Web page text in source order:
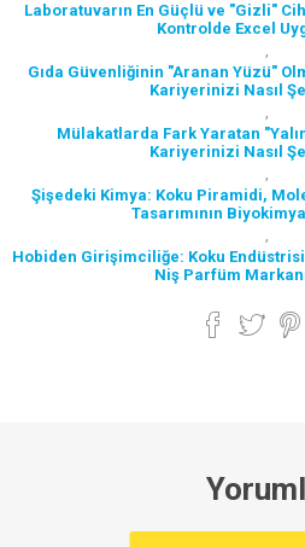
Laboratuvarın En Güçlü ve "Gizli"
Kontrolde Excel
,
Gıda Güvenliğinin "Aranan Yüzü"
Kariyerinizi Nasıl
,
Mülakatlarda Fark Yaratan
Kariyerinizi Nasıl
,
Şişedeki Kimya: Koku Piramidi,
Tasarımının
,
Hobiden Girişimciliğe: Koku
Niş Parfüm